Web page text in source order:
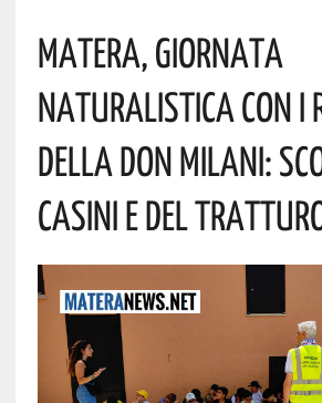
Matera, Giornata
Naturalistica Con I
Della Don Milani:
Casini E Del